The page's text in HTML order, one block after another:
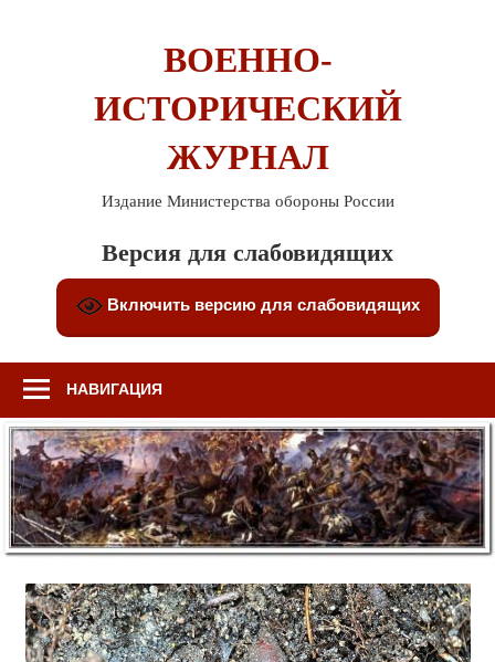
ВОЕННО-
ИСТОРИЧЕСКИЙ
ЖУРНАЛ
Издание Министерства обороны России
Версия для слабовидящих
Включить версию для слабовидящих
НАВИГАЦИЯ